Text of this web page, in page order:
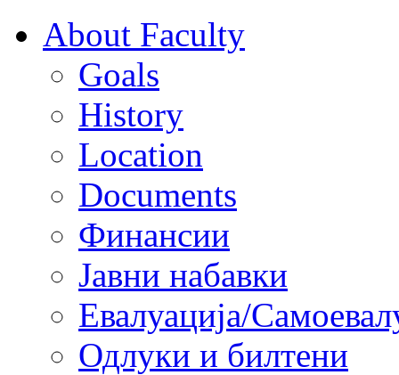
About Faculty
Goals
History
Location
Documents
Финансии
Јавни набавки
Евалуација/
Одлуки и билтени